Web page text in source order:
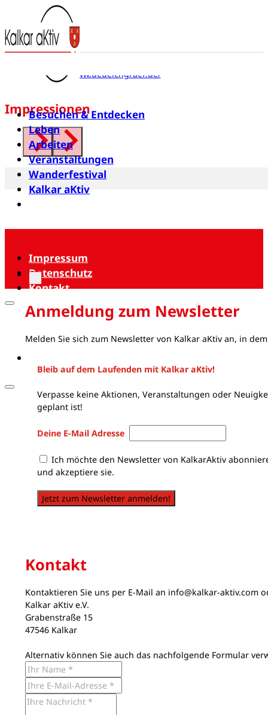
Besuchen & Entdecken
Leben
Arbeiten
Veranstaltungen
Wanderfestival
Kalkar aKtiv
De Deichgräf
Durchlaß 6
47546 Kalkar
https://www.dedeichgraef.de/
Impressionen
Impressum
Datenschutz
Kontakt
Anmeldung zum Newsletter
Melden Sie sich zum Newsletter von Kalkar aKtiv an, in
Bleib auf dem Laufenden mit Kalkar aKtiv!
Verpasse keine Aktionen, Veranstaltungen oder
geplant ist!
Deine E-Mail Adresse
Ich möchte den Newsletter von KalkarAktiv
und akzeptiere sie.
Jetzt zum Newsletter anmelden!
Kontakt
Kontaktieren Sie uns per E-Mail an info@kalkar-aktiv.com
Kalkar aKtiv e.V.
Grabenstraße 15
47546 Kalkar
Alternativ können Sie auch das nachfolgende Formular